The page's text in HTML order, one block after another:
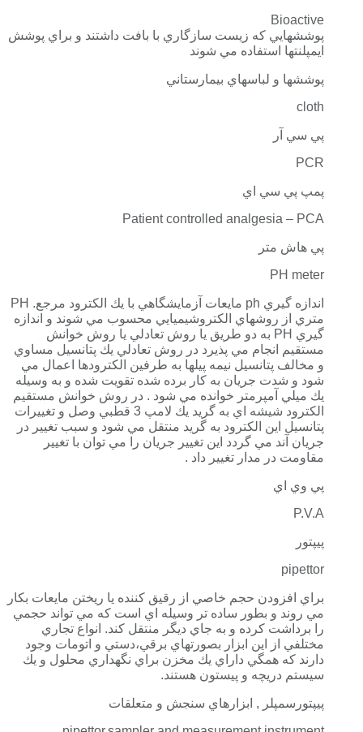
Bioactive
پوششهايي كه زيست سازگاري با بافت داشتند و براي پوشش
ايمپلنتها استفاده مي شوند
پوششها و لباسهاي بيمارستاني
cloth
پي سي آر
PCR
پمپ پي سي اي
Patient controlled analgesia – PCA
پي هاش متر
PH meter
اندازه گيري ph مايعات آزمايشگاهي با يك الكترود مرجع. PH
متري از روشهاي الكتروشيميايي محسوب مي شوند و اندازه
گيري PH به دو طريق يا روش تعادلي يا روش خوانش
مستقيم انجام مي پذيرد در روش تعادلي يك پتانسيل مساوي
و مخالف پتانسيل نيمه پيلها به طرفين الكترودها اعمال مي
شود و شدت جريان به كار برده شده تقويت شده و به وسيله
يك ميلي آمپرمتر خوانده مي شود . در روش خوانش مستقيم
الكترود شيشه اي به گريد يك لامپ 3 قطبي وصل و تغييرات
پتانسيل اين الكترود به گريد منتقل مي شود و سبب تغيير در
جريان آند مي گردد اين تغيير جريان را مي توان با تغيير
مقاومت در مدار تغيير داد .
پي وي اي
P.V.A
پيپتور
pipettor
براي افزودن حجم خاصي از رقيق كننده يا ريختن مايعات بكار
مي روند و بطور ساده تر وسيله اي است كه مي تواند حجمي
را برداشت كرده و به جاي ديگر منتقل كند. انواع تجاري
مختلفي از اين ابزار بصورتهاي برقي،دستي و اتومات وجود
دارند كه همگي داراي يك مخزن براي نگهداري محلول و يك
سيستم دريچه و پيستون هستند.
پيپتورسمپلر , ابزارهاي سنجش و متعلقات